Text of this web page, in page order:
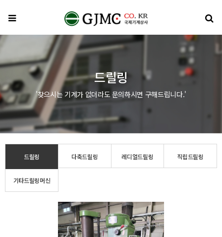
메뉴
드릴링
'찾으시는 기계가 없더라도 문의하시면 구해드립니다.'
드릴링 다축드릴링 레디얼드릴링 직립드릴링
기타드릴링머신